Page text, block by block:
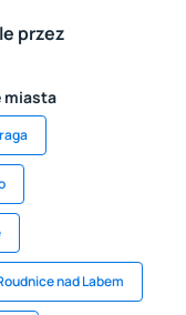
przez
miasta
nad Labem